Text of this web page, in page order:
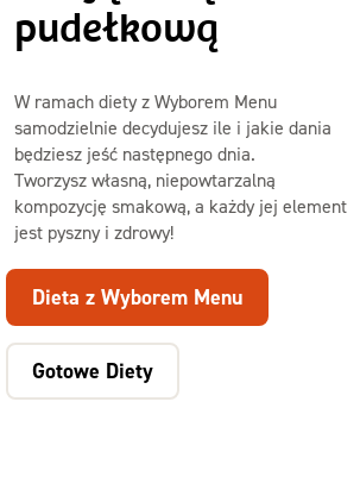
pudełkową
W ramach diety z Wyborem Menu
samodzielnie decydujesz ile i jakie dania
będziesz jeść następnego dnia.
Tworzysz własną, niepowtarzalną
kompozycję smakową, a każdy jej element
jest pyszny i zdrowy!
Dieta z Wyborem Menu
Gotowe Diety